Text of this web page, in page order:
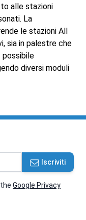
alle stazioni
La
le stazioni All
sia in palestre che
diversi moduli
Iscriviti
Google Privacy